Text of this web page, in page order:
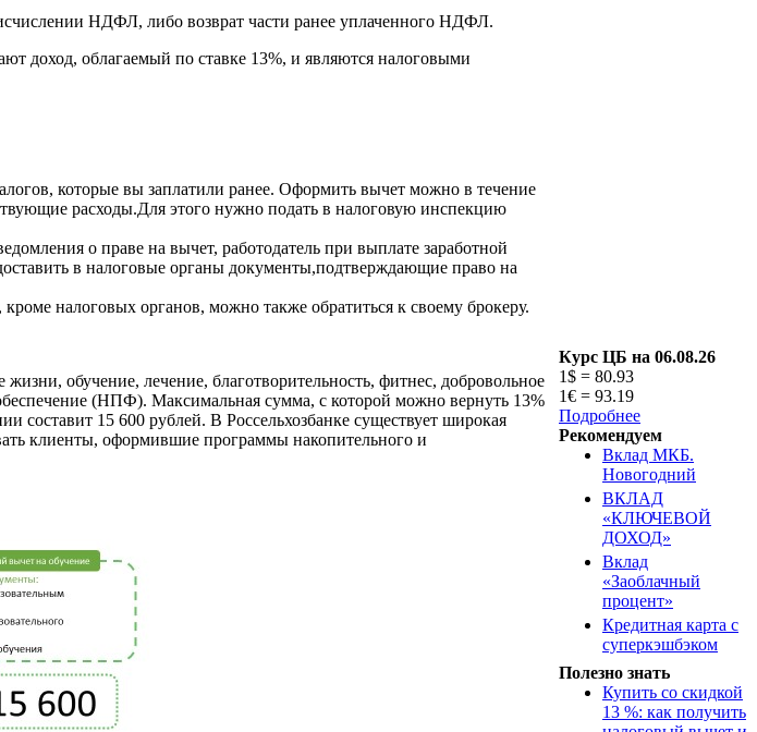
НДФЛ, либо возврат части ранее уплаченного НДФЛ.
доход, облагаемый по ставке 13%, и являются налоговыми
которые вы заплатили ранее. Оформить вычет можно в течение
расходы.Для этого нужно подать в налоговую инспекцию
о праве на вычет, работодатель при выплате заработной
в налоговые органы документы,подтверждающие право на
налоговых органов, можно также обратиться к своему брокеру.
обучение, лечение, благотворительность, фитнес, добровольное
(НПФ). Максимальная сумма, с которой можно вернуть 13%
составит 15 600 рублей. В Россельхозбанке существует широкая
клиенты, оформившие программы накопительного и
Курс ЦБ на 06.08.26
1$ = 80.93
1€ = 93.19
Подробнее
Рекомендуем
Вклад МКБ.
Новогодний
ВКЛАД
«КЛЮЧЕВОЙ
ДОХОД»
Вклад
«Заоблачный
процент»
Кредитная карта с
суперкэшбэком
Полезно знать
Купить со скидкой
13 %: как получить